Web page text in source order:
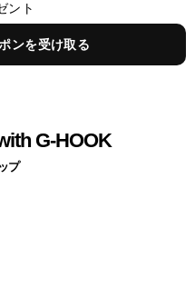
ント
ンを受け取る
G-HOOK
プ